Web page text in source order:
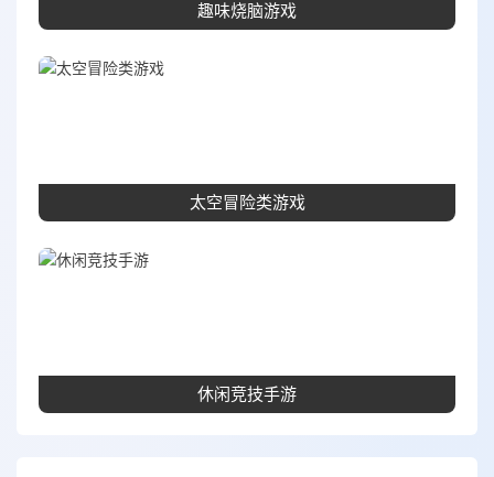
趣味烧脑游戏
太空冒险类游戏
休闲竞技手游